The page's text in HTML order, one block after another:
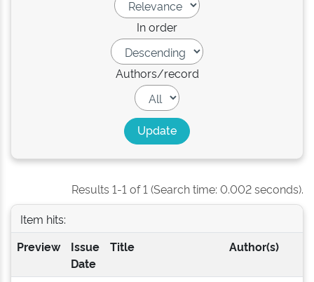
In order
Authors/record
Results 1-1 of 1 (Search time: 0.002 seconds).
Item hits:
Preview
Issue
Date
Title Author(s)